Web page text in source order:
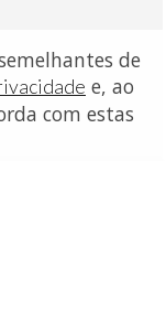
de
e, ao
com estas